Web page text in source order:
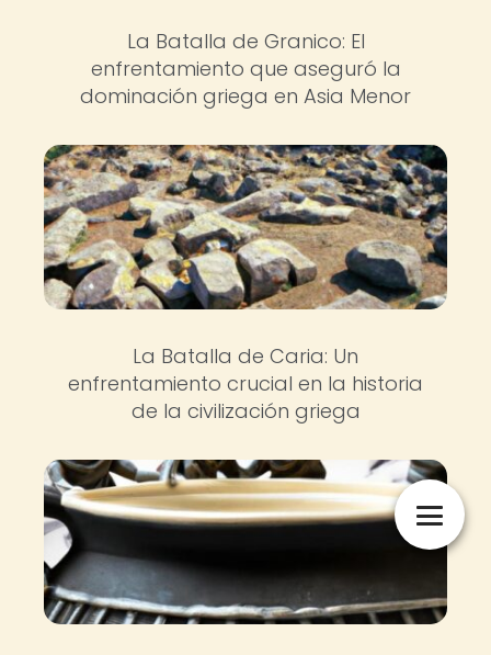
La Batalla de Granico: El
enfrentamiento que aseguró la
dominación griega en Asia Menor
La Batalla de Caria: Un
enfrentamiento crucial en la historia
de la civilización griega